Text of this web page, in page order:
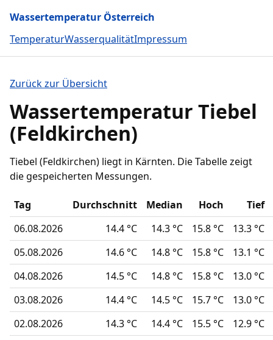
Wassertemperatur Österreich
TemperaturWasserqualitätImpressum
Zurück zur Übersicht
Wassertemperatur Tiebel
(Feldkirchen)
Tiebel (Feldkirchen) liegt in Kärnten. Die Tabelle zeigt
die gespeicherten Messungen.
Tag Durchschnitt Median Hoch
Tief
06.08.2026
14.4 °C 14.3 °C 15.8 °C
13.3 °C
05.08.2026
14.6 °C 14.8 °C 15.8 °C
13.1 °C
04.08.2026
14.5 °C 14.8 °C 15.8 °C
13.0 °C
03.08.2026
14.4 °C 14.5 °C 15.7 °C
13.0 °C
02.08.2026
14.3 °C 14.4 °C 15.5 °C
12.9 °C